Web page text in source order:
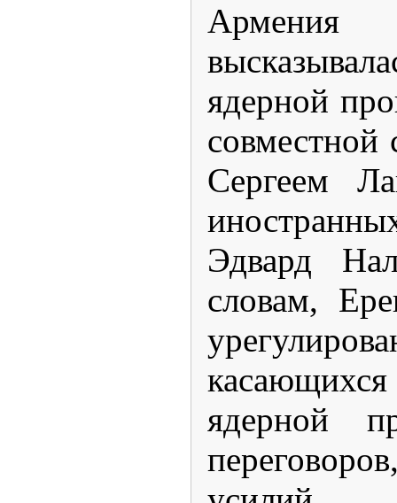
Армения
ядерной
Сергеем
Эдвард
словам,
ядерной